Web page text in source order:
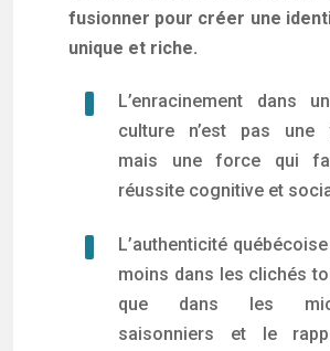
fusionner pour créer une
unique et riche.
L’enracinement dans
culture n’est pas une
mais une force qui
réussite cognitive et
L’authenticité
moins dans les clichés
que dans les
saisonniers et le